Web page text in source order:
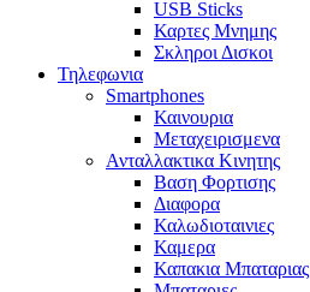
USB Sticks
Καρτες Μνημης
Σκληροι Δισκοι
Τηλεφωνια
Smartphones
Καινουρια
Μεταχειρισμενα
Ανταλλακτικα Κινητης
Βαση Φορτισης
Διαφορα
Καλωδιοταινιες
Καμερα
Καπακια Μπαταριας